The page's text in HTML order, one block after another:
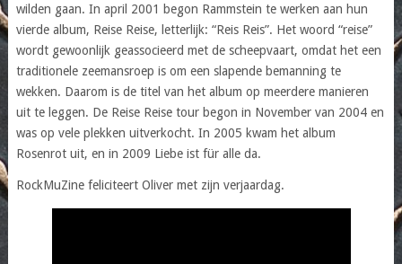
wilden gaan. In april 2001 begon Rammstein te werken aan hun
vierde album, Reise Reise, letterlijk: “Reis Reis”. Het woord “reise”
wordt gewoonlijk geassocieerd met de scheepvaart, omdat het een
traditionele zeemansroep is om een slapende bemanning te
wekken. Daarom is de titel van het album op meerdere manieren
uit te leggen. De Reise Reise tour begon in November van 2004 en
was op vele plekken uitverkocht. In 2005 kwam het album
Rosenrot uit, en in 2009 Liebe ist für alle da.
RockMuZine feliciteert Oliver met zijn verjaardag.